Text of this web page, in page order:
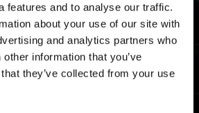
features and to analyse our traffic.
about your use of our site with
and analytics partners who
information that you’ve
they’ve collected from your use
tiempo de finalización
las plataformas.
del rango maestro